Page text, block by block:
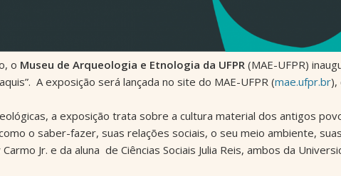
o Museu de Arqueologia e Etnologia da UFPR(MAE-UFPR)
A exposição será lançada no site do MAE-UFPR (mae.ufpr.br),
a exposição trata sobre a cultura material dos antigos
o saber-fazer, suas relações sociais, o seu meio ambiente,
Jr. e da aluna de Ciências Sociais Julia Reis, ambos da